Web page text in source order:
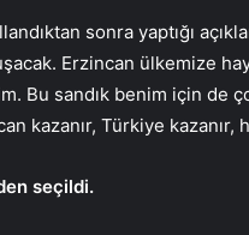
sonra yaptığı
Erzincan ülkemize
Bu sandık benim için de
kazanır, Türkiye kazanır,
seçildi.